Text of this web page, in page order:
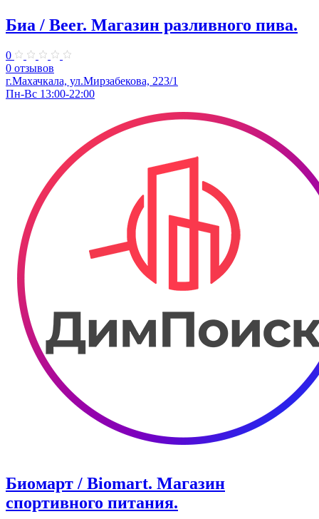
Биа / Beer. Магазин разливного пива.
0
0 отзывов
г.Махачкала, ул.Мирзабекова, 223/1
Пн-Вс 13:00-22:00
Биомарт ​/ Biomart. Магазин
спортивного питания.